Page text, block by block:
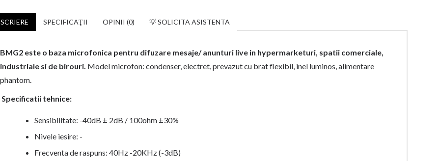
SPECIFICAŢII OPINII (0) 💡 SOLICITA ASISTENTA
BMG2 este o baza microfonica pentru difuzare mesaje/ anunturi live in hypermarketuri, spatii comerciale,
industriale si de birouri. Model microfon: condenser, electret, prevazut cu brat flexibil, inel luminos, alimentare
phantom.
Specificatii tehnice:
Sensibilitate: -40dB ± 2dB / 100ohm ±30%
Nivele iesire: -
Frecventa de raspuns: 40Hz -20KHz (-3dB)